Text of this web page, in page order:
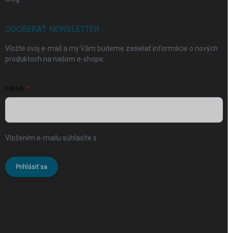
ODOBERAŤ NEWSLETTER
Vložte svoj e-mail a my Vám budeme zasielať informácie o nových
produktoch na našom e-shope.
Vložením e-mailu súhlasíte s
Prihlásiť sa